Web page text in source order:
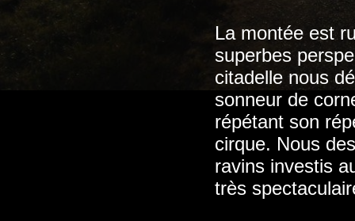
La montée est
superbes
citadelle nous
sonneur de
répétant son
cirque. Nous
ravins investis
très